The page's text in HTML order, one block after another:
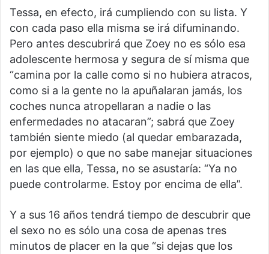
Tessa, en efecto, irá cumpliendo con su lista. Y
con cada paso ella misma se irá difuminando.
Pero antes descubrirá que Zoey no es sólo esa
adolescente hermosa y segura de sí misma que
“camina por la calle como si no hubiera atracos,
como si a la gente no la apuñalaran jamás, los
coches nunca atropellaran a nadie o las
enfermedades no atacaran”; sabrá que Zoey
también siente miedo (al quedar embarazada,
por ejemplo) o que no sabe manejar situaciones
en las que ella, Tessa, no se asustaría: “Ya no
puede controlarme. Estoy por encima de ella”.
Y a sus 16 años tendrá tiempo de descubrir que
el sexo no es sólo una cosa de apenas tres
minutos de placer en la que “si dejas que los